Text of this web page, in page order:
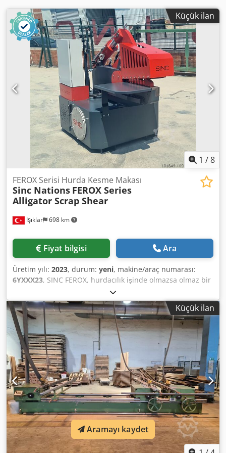
Küçük ilan
1 /8
Işıklar 698 km
FEROX Serisi Hurda Kesme Makası
Sinc Nations FEROX Series
Alligator Scrap Shear
Fiyat bilgisi Ara
Üretim yılı: 2023, durum: yeni, makine/araç numarası:
6YXXX23, SINC FEROX, hurdacılık işinde olmazsa olmaz bir
makinedir. Hacmi azaltmak veya balyalama için hurda
hazırlamak ya da eritme için uygun boyutta parçalara
ayırmak için kullanılır. FEROX tümigator makasları, 300mm
ile 1000mm kesme boyutları arasında mevcuttur. Kesme
bıçağı ne kadar uzun olursa, kesme kuvveti o kadar yüksek
olur. Makineler, pedal, yarı otomatik ve tam otomatik
olarak çalıştırılabilir. Kesme açıklığını ayarlamak için
manuel sınırlama seçeneği kolayca çözülür. Makineler,
minimum servis ihtiyacına sahip olacak şekilde
tasarlanmıştır; bıçaklar dört kenarında yeniden
kullanılabilecek şekilde ters çevrilebilir. Dodpfxjmqku Uj
Ammeck
Küçük ilan
Aramayı kaydet